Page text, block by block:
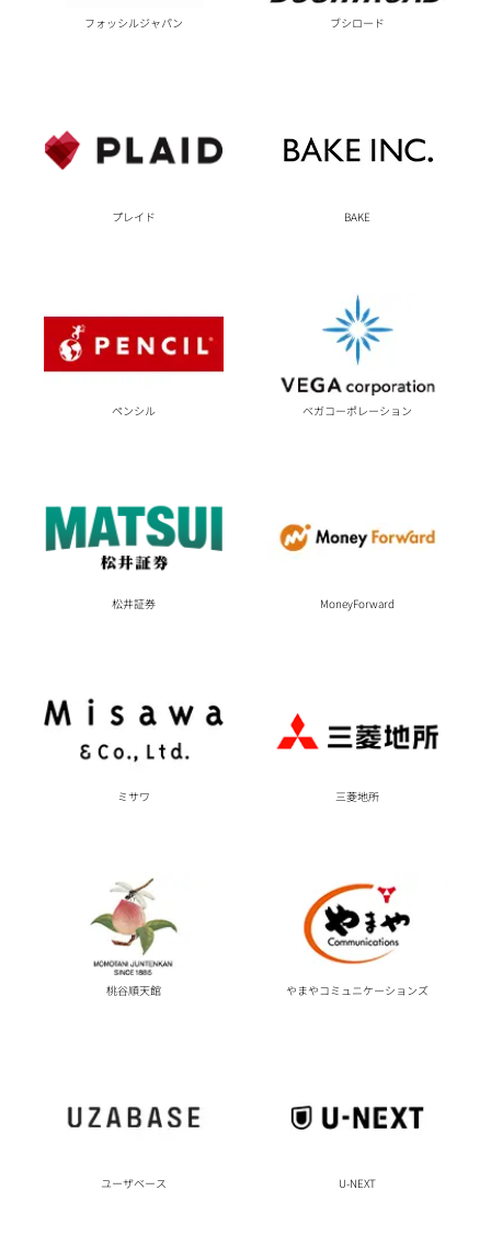
フォッシルジャパン ブシロード
プレイド BAKE
ペンシル ベガコーポレーション
松井証券 MoneyForward
ミサワ 三菱地所
桃谷順天館 やまやコミュニケーションズ
ユーザベース U-NEXT